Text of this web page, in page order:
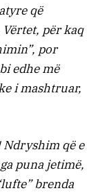
që
për kaq
por
edhe më
i mashtruar,
që e
puna jetimë,
brenda